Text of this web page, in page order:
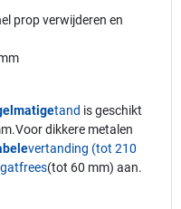
prop verwijderen en
tand is geschikt
dikkere metalen
vertanding (tot 210
(tot 60 mm) aan.